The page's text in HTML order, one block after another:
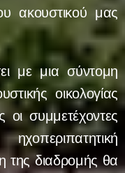
ακουστικού μας
με μια σύντομη
οικολογίας
συμμετέχοντες
της διαδρομής θα